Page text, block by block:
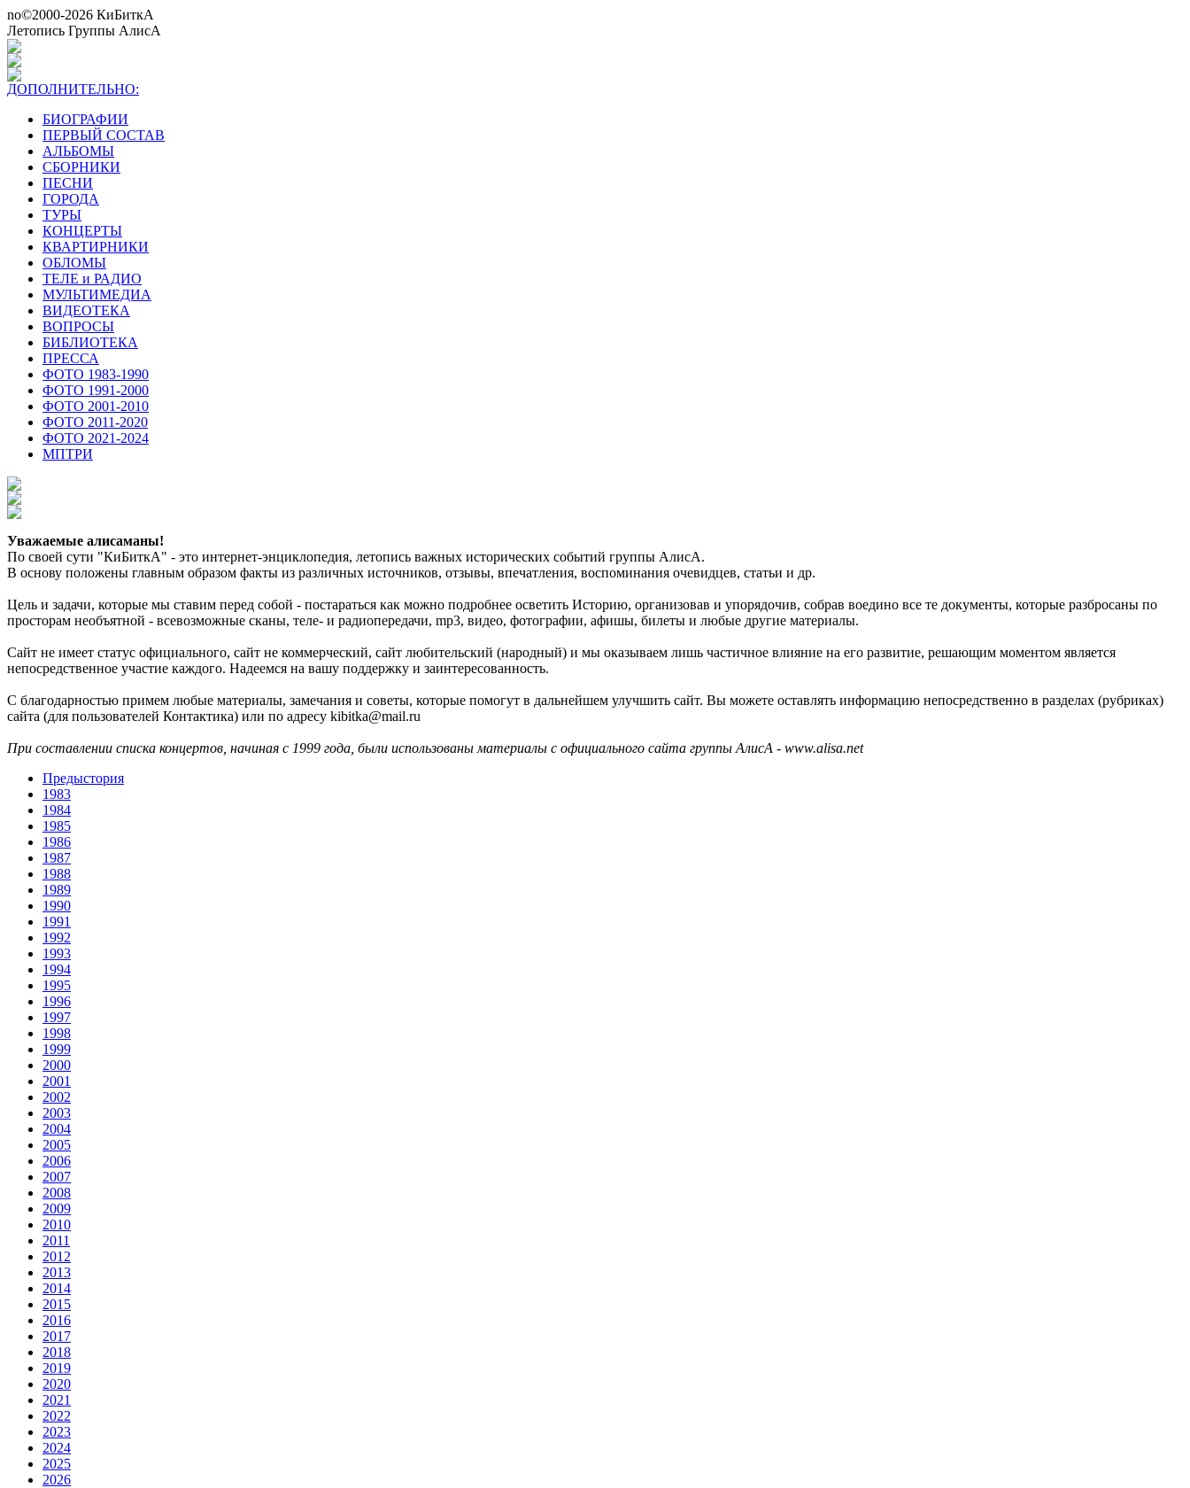
no©2000-2026 КиБиткА
Летопись Группы АлисА
ДОПОЛНИТЕЛЬНО:
БИОГРАФИИ
ПЕРВЫЙ СОСТАВ
АЛЬБОМЫ
СБОРНИКИ
ПЕСНИ
ГОРОДА
ТУРЫ
КОНЦЕРТЫ
КВАРТИРНИКИ
ОБЛОМЫ
ТЕЛЕ и РАДИО
МУЛЬТИМЕДИА
ВИДЕОТЕКА
ВОПРОСЫ
БИБЛИОТЕКА
ПРЕССА
ФОТО 1983-1990
ФОТО 1991-2000
ФОТО 2001-2010
ФОТО 2011-2020
ФОТО 2021-2024
МПТРИ
Уважаемые алисаманы!
По своей сути "КиБиткА" - это интернет-энциклопедия, летопись важных исторических событий группы АлисА.
В основу положены главным образом факты из различных источников, отзывы, впечатления, воспоминания очевидцев, статьи и др.
Цель и задачи, которые мы ставим перед собой - постараться как можно подробнее осветить Историю, организовав и упорядочив, собрав воедино все те документы, которые разбросаны по
просторам необъятной - всевозможные сканы, теле- и радиопередачи, mp3, видео, фотографии, афишы, билеты и любые другие материалы.
Сайт не имеет статус официального, сайт не коммерческий, сайт любительский (народный) и мы оказываем лишь частичное влияние на его развитие, решающим моментом является
непосредственное участие каждого. Надеемся на вашу поддержку и заинтересованность.
С благодарностью примем любые материалы, замечания и советы, которые помогут в дальнейшем улучшить сайт. Вы можете оставлять информацию непосредственно в разделах (рубриках)
сайта (для пользователей Контактика) или по адресу kibitka@mail.ru
При составлении списка концертов, начиная с 1999 года, были использованы материалы с официального сайта группы АлисА - www.alisa.net
Предыстория
1983
1984
1985
1986
1987
1988
1989
1990
1991
1992
1993
1994
1995
1996
1997
1998
1999
2000
2001
2002
2003
2004
2005
2006
2007
2008
2009
2010
2011
2012
2013
2014
2015
2016
2017
2018
2019
2020
2021
2022
2023
2024
2025
2026